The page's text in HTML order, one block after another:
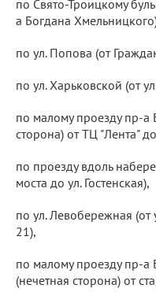
по Свято-Троицкому
а Богдана
по ул. Попова (от
по ул. Харьковской (от
по малому проезду пр-а
сторона) от ТЦ "Лента"
по проезду вдоль
моста до ул. Гостенская),
по ул. Левобережная (от
21),
по малому проезду пр-а
(нечетная сторона) от